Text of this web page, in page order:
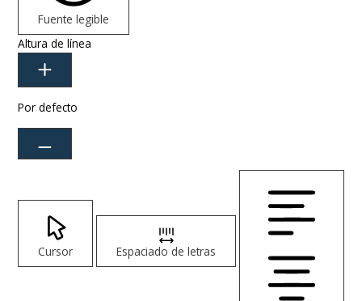
Fuente legible
Altura de línea
Por defecto
Cursor Espaciado de letras